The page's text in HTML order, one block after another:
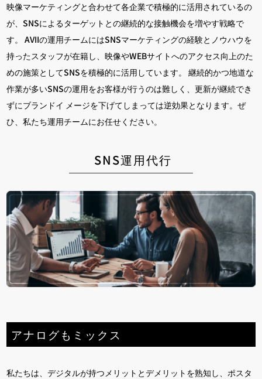
映像マーケティングと合わせて各企業で積極的に活用されているの
が、SNSによるターゲットとの継続的な接触機会を増やす戦略で
す。 AVIIの運用チームにはSNSマーケティングの経験とノウハウを
持ったスタッフが在籍し、映像やWEBサイトへのアクセス向上のた
めの施策としてSNSを積極的に活用しています。 継続的かつ地道な
作業が多いSNSの運用をお客様が行うのは難しく、更新が継続でき
ずにブランドイ メージを下げてしまっては逆効果となります。ぜ
ひ、私たち運用チームにお任せください。
SNS運用代行
アナログもミックス
私たちは、デジタルが持つメリットとデメリットを熟知し、ポスタ